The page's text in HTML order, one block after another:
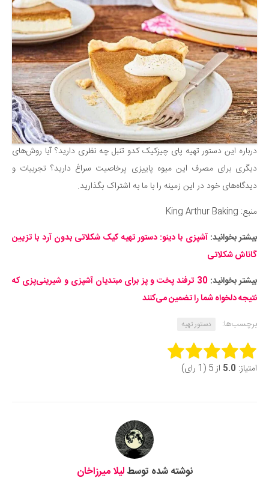
درباره این دستور تهیه پای چیزکیک کدو تنبل چه نظری دارید؟ آیا روش‌های
دیگری برای مصرف این میوه پاییزی پرخاصیت سراغ دارید؟ تجربیات و
دیدگاه‌های خود در این زمینه را با ما به اشتراک بگذارید.
منبع: King Arthur Baking
بیشتر بخوانید:آشپزی با دینو: دستور تهیه کیک شکلاتی بدون آرد با تزیین
گاناش شکلاتی
بیشتر بخوانید:
30 ترفند پخت و پز برای مبتدیان آشپزی و شیرینی‌پزی که
نتیجه دلخواه شما را تضمین می‌کنند
برچسب‌ها:
دستور تهیه
Rate this item:
امتیاز: 5.0 از 5 (1 رای)
نوشته شده توسطلیلا میرزاخان